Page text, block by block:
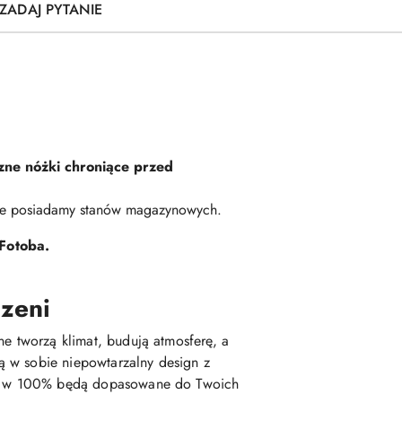
ZADAJ PYTANIE
nóżki chroniące przed
stanów magazynowych.
tworzą klimat, budują atmosferę, a
w sobie niepowtarzalny design z
100% będą dopasowane do Twoich